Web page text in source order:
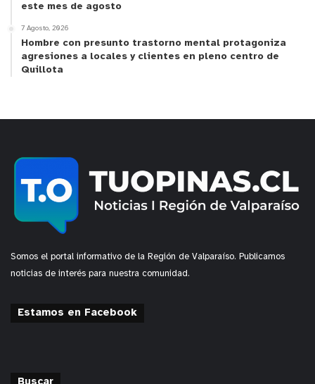
este mes de agosto
7 Agosto, 2026
Hombre con presunto trastorno mental protagoniza
agresiones a locales y clientes en pleno centro de
Quillota
Somos el portal informativo de la Región de Valparaíso. Publicamos
noticias de interés para nuestra comunidad.
Estamos en Facebook